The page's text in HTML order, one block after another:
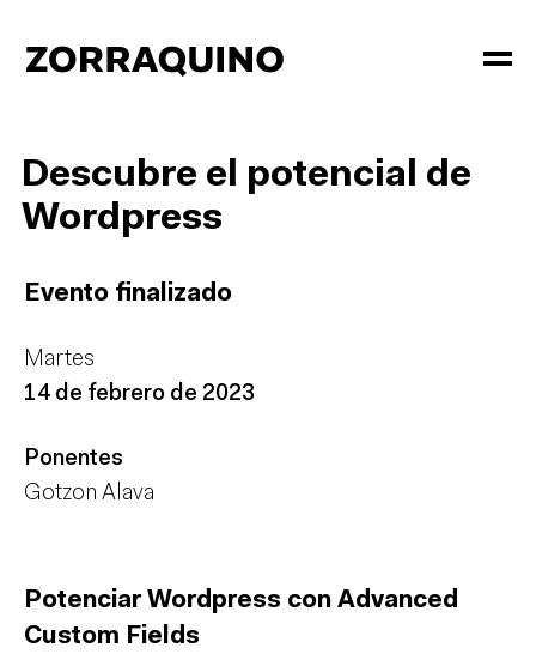
Descubre el potencial de
Wordpress
Evento finalizado
Martes
14 de febrero de 2023
Ponentes
Gotzon Alava
Potenciar Wordpress con Advanced
Custom Fields